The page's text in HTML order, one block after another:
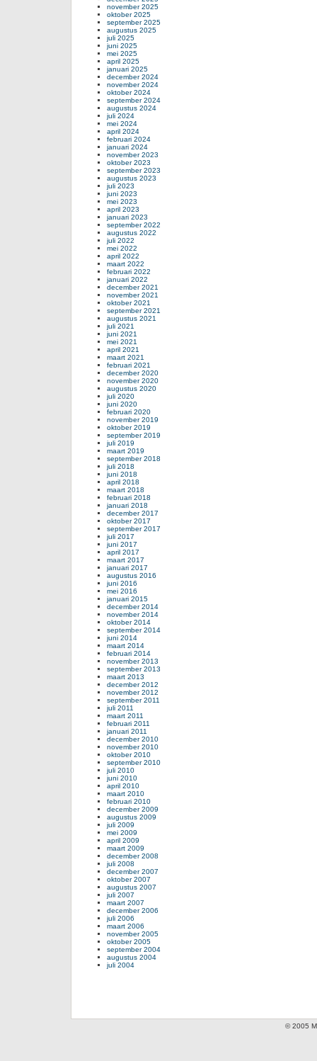
november 2025
oktober 2025
september 2025
augustus 2025
juli 2025
juni 2025
mei 2025
april 2025
januari 2025
december 2024
november 2024
oktober 2024
september 2024
augustus 2024
juli 2024
mei 2024
april 2024
februari 2024
januari 2024
november 2023
oktober 2023
september 2023
augustus 2023
juli 2023
juni 2023
mei 2023
april 2023
januari 2023
september 2022
augustus 2022
juli 2022
mei 2022
april 2022
maart 2022
februari 2022
januari 2022
december 2021
november 2021
oktober 2021
september 2021
augustus 2021
juli 2021
juni 2021
mei 2021
april 2021
maart 2021
februari 2021
december 2020
november 2020
augustus 2020
juli 2020
juni 2020
februari 2020
november 2019
oktober 2019
september 2019
juli 2019
maart 2019
september 2018
juli 2018
juni 2018
april 2018
maart 2018
februari 2018
januari 2018
december 2017
oktober 2017
september 2017
juli 2017
juni 2017
april 2017
maart 2017
januari 2017
augustus 2016
juni 2016
mei 2016
januari 2015
december 2014
november 2014
oktober 2014
september 2014
juni 2014
maart 2014
februari 2014
november 2013
september 2013
maart 2013
december 2012
november 2012
september 2011
juli 2011
maart 2011
februari 2011
januari 2011
december 2010
november 2010
oktober 2010
september 2010
juli 2010
juni 2010
april 2010
maart 2010
februari 2010
december 2009
augustus 2009
juli 2009
mei 2009
april 2009
maart 2009
december 2008
juli 2008
december 2007
oktober 2007
augustus 2007
juli 2007
maart 2007
december 2006
juli 2006
maart 2006
november 2005
oktober 2005
september 2004
augustus 2004
juli 2004
© 2005